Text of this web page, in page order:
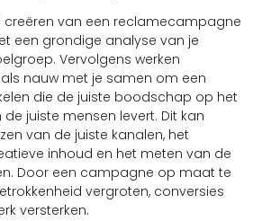
creëren van een reclamecampagne
een grondige analyse van je
Vervolgens werken
nauw met je samen om een
die de juiste boodschap op het
juiste mensen levert. Dit kan
van de juiste kanalen, het
inhoud en het meten van de
Door een campagne op maat te
vergroten, conversies
versterken.